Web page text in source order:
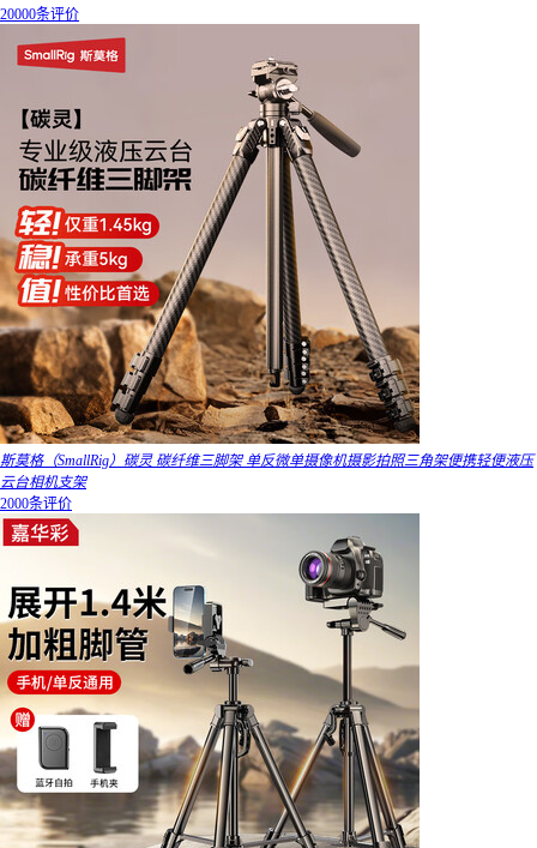
20000条评价
斯莫格（SmallRig）碳灵 碳纤维三脚架 单反微单摄像机摄影拍照三角架便携轻便液压
云台相机支架
2000条评价